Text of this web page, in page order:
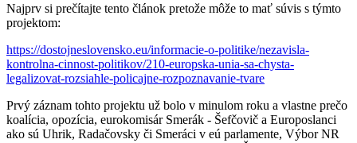
Najprv si prečítajte tento článok pretože môže to mať súvis s týmto
projektom:
https://dostojneslovensko.eu/informacie-o-politike/nezavisla-
kontrolna-cinnost-politikov/210-europska-unia-sa-chysta-
legalizovat-rozsiahle-policajne-rozpoznavanie-tvare
Prvý záznam tohto projektu už bolo v minulom roku a vlastne prečo
koalícia, opozícia, eurokomisár Smerák - Šefčovič a Europoslanci
ako sú Uhrik, Radačovsky či Smeráci v eú parlamente, Výbor NR